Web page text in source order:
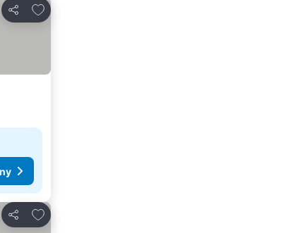
Udostępnij
Dodaj do ulubionych
Udostępnij
Dodaj do ulubionych